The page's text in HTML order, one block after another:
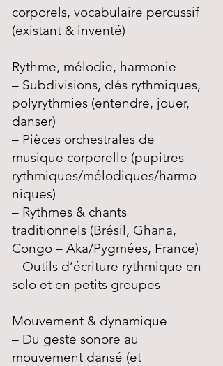
corporels, vocabulaire percussif
(existant & inventé)
Rythme, mélodie, harmonie
– Subdivisions, clés rythmiques,
polyrythmies (entendre, jouer,
danser)
– Pièces orchestrales de
musique corporelle (pupitres
rythmiques/mélodiques/harmo
niques)
– Rythmes & chants
traditionnels (Brésil, Ghana,
Congo – Aka/Pygmées, France)
– Outils d’écriture rythmique en
solo et en petits groupes
Mouvement & dynamique
– Du geste sonore au
mouvement dansé (et